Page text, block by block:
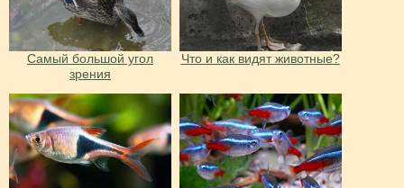
Cамый большой угол
зрения
Что и как видят животные?